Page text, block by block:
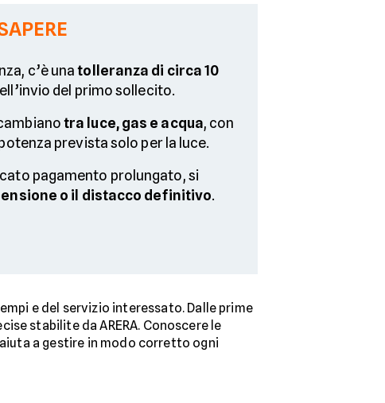
c’è unatolleranza di circa 10
del primo sollecito.
tra luce, gas e acqua, con
prevista solo per la luce.
pagamento prolungato, si
o il distacco definitivo.
e del servizio interessato. Dalle prime
stabilite da ARERA. Conoscere le
a gestire in modo corretto ogni